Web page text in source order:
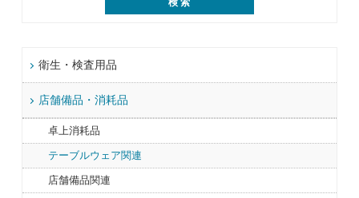
衛生・検査用品
店舗備品・消耗品
卓上消耗品
テーブルウェア関連
店舗備品関連